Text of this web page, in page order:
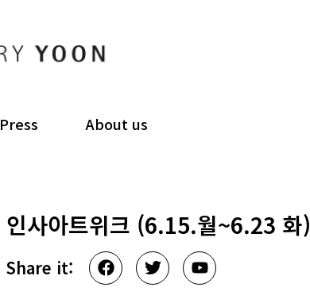
Press About us
인사아트위크 (6.15.월~6.23 화)
Share it: